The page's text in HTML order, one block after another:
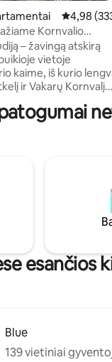
190
Vidutinis
4,98
Kornvalio
– žavingą atskirą
vietoje
kaime, iš kurio
ir Vakarų Kornvalį.
stovėjimo
terasą. Vaizdas į
taką ir daugybę
yra prie pat durų,
važiuoti. Tai puiki
ar atostogoms.
esančios
Blue
139 vietiniai